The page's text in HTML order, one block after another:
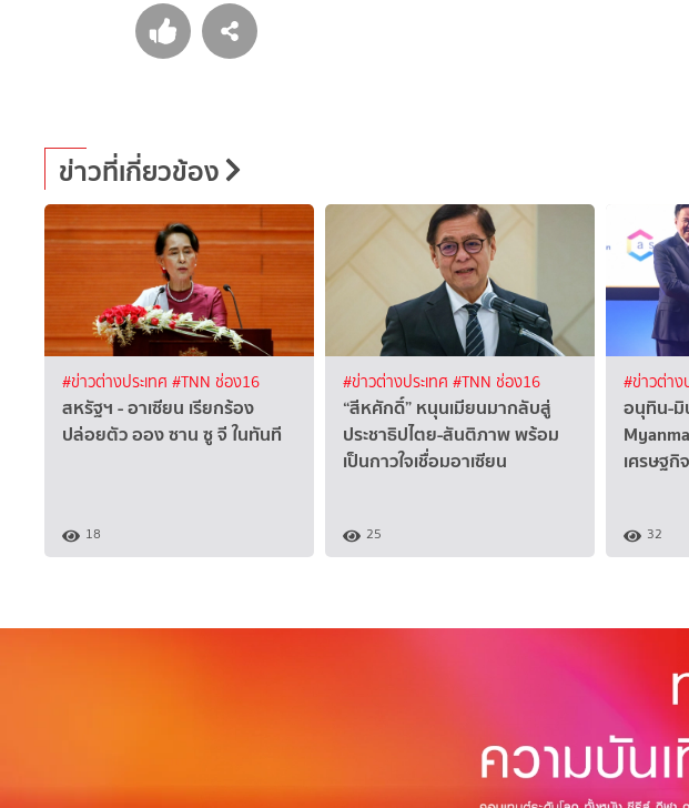
ข่าวที่เกี่ยวข้อง
#ข่าวต่างประเทศ #TNN ช่อง16
สหรัฐฯ - อาเซียน เรียกร้อง
ปล่อยตัว ออง ซาน ซู จี ในทันที
18
#ข่าวต่างประเทศ #TNN ช่อง16
“สีหศักดิ์”​ หนุนเมียนมากลับสู่
ประชาธิปไตย-สันติภาพ พร้อม
เป็นกาวใจเชื่อมอาเซียน
25
#ข่าวต่าง
อนุทิน-มิ
เศรษฐ
32